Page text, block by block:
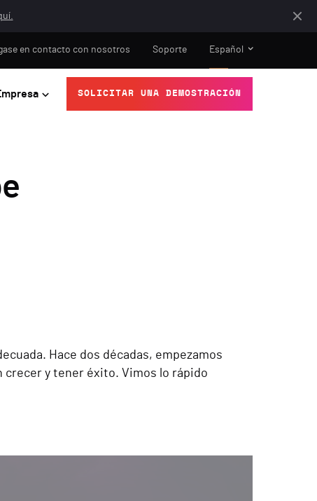
SOLICITAR UNA DEMOSTRACIÓN
en contacto con nosotros Soporte Español
Hace dos décadas, empezamos
crecer y tener éxito. Vimos lo rápido